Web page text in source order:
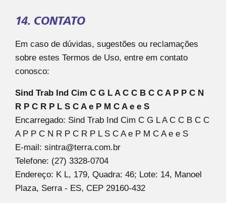
14. CONTATO
Em caso de dúvidas, sugestões ou reclamações
sobre estes Termos de Uso, entre em contato
conosco:
Sind Trab Ind Cim C G L A C C B C C A P P C N
R P C R P L S C A e P M C A e e S
Encarregado: Sind Trab Ind Cim C G L A C C B C C
A P P C N R P C R P L S C A e P M C A e e S
E-mail: sintra@terra.com.br
Telefone: (27) 3328-0704
Endereço: K L, 179, Quadra: 46; Lote: 14, Manoel
Plaza, Serra - ES, CEP 29160-432